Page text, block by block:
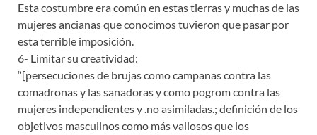
Esta costumbre era común en estas tierras y muchas de las
mujeres ancianas que conocimos tuvieron que pasar por
esta terrible imposición.
6- Limitar su creatividad:
“[persecuciones de brujas como campanas contra las
comadronas y las sanadoras y como pogrom contra las
mujeres independientes y .no asimiladas.; definición de los
objetivos masculinos como más valiosos que los